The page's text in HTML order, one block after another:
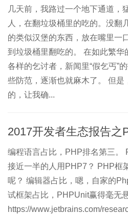
几天前，我路过一个地下通道，
人，在翻垃圾桶里的吃的。没翻
的类似汉堡的东西，放在嘴里一
到垃圾桶里翻吃的。 在如此繁华
各样的乞讨者，新闻里“假乞丐”
些防范，逐渐也就麻木了。 但是
的，让我确...
2017开发者生态报告之
编程语言占比，PHP排名第三。
接近一半的人用PHP7？ PHP框
呢？ 编辑器占比，嗯，自家的
试框架占比，PHPUnit赢得毫无
https://www.jetbrains.com/